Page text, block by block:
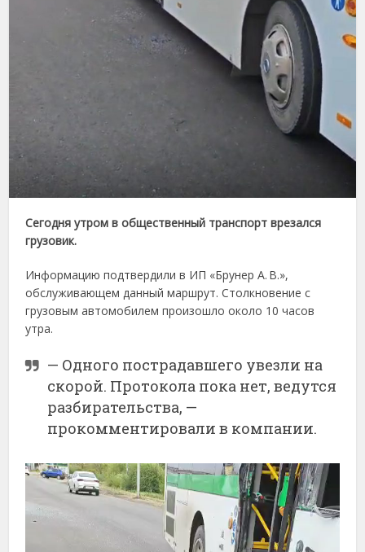
Сегодня утром в общественный транспорт врезался
грузовик.
Информацию подтвердили в ИП «Брунер А. В.»,
обслуживающем данный маршрут. Столкновение с
грузовым автомобилем произошло около 10 часов
утра.
— Одного пострадавшего увезли на
скорой. Протокола пока нет, ведутся
разбирательства, —
прокомментировали в компании.
Видеоплеер